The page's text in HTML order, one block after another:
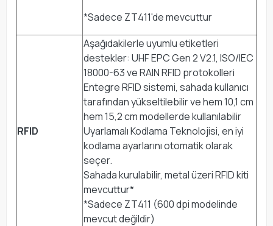
*Sadece ZT411'de mevcuttur
RFID
Aşağıdakilerle uyumlu etiketleri
destekler: UHF EPC Gen 2 V2.1, ISO/IEC
18000-63 ve RAIN RFID protokolleri
Entegre RFID sistemi, sahada kullanıcı
tarafından yükseltilebilir ve hem 10,1 cm
hem 15,2 cm modellerde kullanılabilir
Uyarlamalı Kodlama Teknolojisi, en iyi
kodlama ayarlarını otomatik olarak
seçer.
Sahada kurulabilir, metal üzeri RFID kiti
mevcuttur*
*Sadece ZT411 (600 dpi modelinde
mevcut değildir)